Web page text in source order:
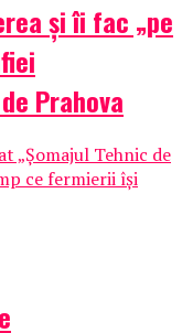
și îi fac „pe
Prahova
„Șomajul Tehnic de
ce fermierii își